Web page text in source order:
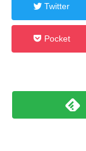
Twitter
Pocket